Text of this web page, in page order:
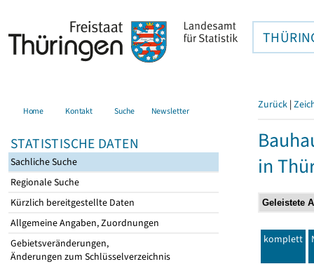
Home Kontakt Suche Newsletter
STATISTISCHE DATEN
Sachliche Suche
Regionale Suche
Kürzlich bereitgestellte Daten
Allgemeine Angaben, Zuordnungen
Gebietsveränderungen,
Änderungen zum Schlüsselverzeichnis
Zurück |
in
komplett